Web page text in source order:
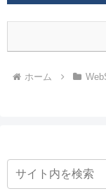
ホーム